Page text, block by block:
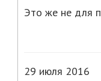
Это же не для
29 июля 2016